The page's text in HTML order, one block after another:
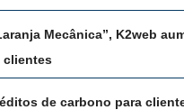
Mecânica”, K2web
clientes
de carbono para